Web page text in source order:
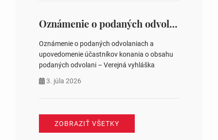
Oznámenie o podaných odvolaniach a upovedomenie účastníkov konania o obsahu podaných odvolani – Verejná vyhláška
Oznámenie o podaných odvolaniach a
upovedomenie účastníkov konania o obsahu
podaných odvolani – Verejná vyhláška
3. júla 2026
ZOBRAZIŤ VŠETKY